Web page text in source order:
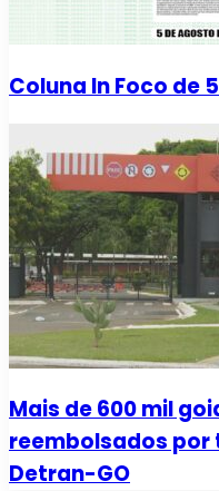
Coluna In Foco de
Mais de 600 mil
reembolsados por
Detran-GO